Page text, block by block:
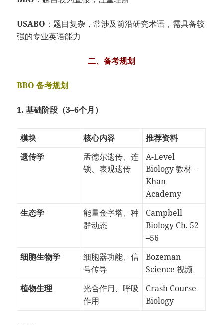
USABO ：题目复杂，常涉及前沿研究术语，需具备较
强的专业英语能力
二、备考规划
BBO 备考规划
1. 基础阶段（3–6个月）
模块 核心内容
推荐资料
遗传学
孟德尔遗传、连
锁、表观遗传
A-Level
Biology 教材 +
Khan
Academy
生态学
能量金字塔、种
群动态
Campbell
Biology Ch. 52
–56
细胞生物学
细胞器功能、信
号传导
Bozeman
Science 视频
植物生理
光合作用、呼吸
作用
Crash Course
Biology